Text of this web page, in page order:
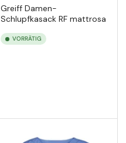
Greiff Damen-
Schlupfkasack RF mattrosa
VORRÄTIG